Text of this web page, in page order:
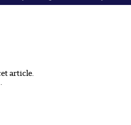
article.
.